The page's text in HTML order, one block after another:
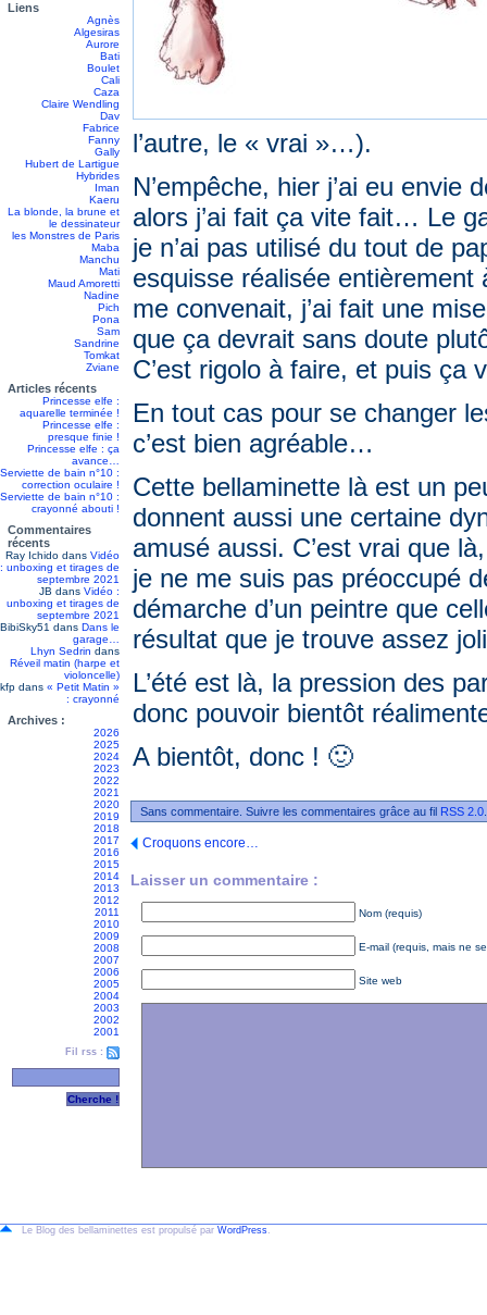
Liens
Agnès
Algesiras
Aurore
Bati
Boulet
Cali
Caza
Claire Wendling
Dav
Fabrice
Fanny
Gally
Hubert de Lartigue
Hybrides
Iman
Kaeru
La blonde, la brune et
le dessinateur
les Monstres de Paris
Maba
Manchu
Mati
Maud Amoretti
Nadine
Pich
Pona
Sam
Sandrine
Tomkat
Zviane
Articles récents
Princesse elfe :
aquarelle terminée !
Princesse elfe :
presque finie !
Princesse elfe : ça
avance…
Serviette de bain n°10 :
correction oculaire !
Serviette de bain n°10 :
crayonné abouti !
Commentaires
récents
Ray Ichido dans Vidéo
: unboxing et tirages de
septembre 2021
JB dans Vidéo :
unboxing et tirages de
septembre 2021
BibiSky51 dans Dans le
garage…
Lhyn Sedrin dans
Réveil matin (harpe et
violoncelle)
kfp dans « Petit Matin »
: crayonné
Archives :
2026
2025
2024
2023
2022
2021
2020
2019
2018
2017
2016
2015
2014
2013
2012
2011
2010
2009
2008
2007
2006
2005
2004
2003
2002
2001
Fil rss :
l’autre, le « vrai »…).
N’empêche, hier j’ai eu envie
alors j’ai fait ça vite fait… Le
je n’ai pas utilisé du tout de
esquisse réalisée
me convenait, j’ai fait une
que ça devrait sans doute
C’est rigolo à faire, et puis ça
En tout cas pour se changer
c’est bien agréable…
Cette bellaminette là est un
donnent aussi une certaine
amusé aussi. C’est vrai que
je ne me suis pas préoccupé
démarche d’un peintre que
résultat que je trouve assez
L’été est là, la pression des
donc pouvoir bientôt
A bientôt, donc ! 🙂
Sans commentaire. Suivre les commentaires grâce au fil RSS 2.0
Croquons encore…
Laisser un commentaire :
Nom (requis)
E-mail (requis, mais ne
Site web
Le Blog des bellaminettes est propulsé par WordPress.